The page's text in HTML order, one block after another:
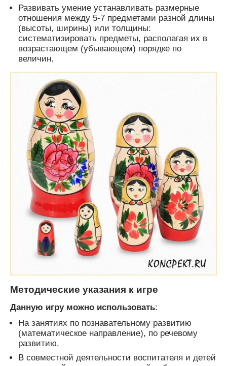
Развивать умение устанавливать размерные
отношения между 5-7 предметами разной длины
(высоты, ширины) или толщины:
систематизировать предметы, располагая их в
возрастающем (убывающем) порядке по
величин.
Методические указания к игре
Данную игру можно использовать:
На занятиях по познавательному развитию
(математическое направление), по речевому
развитию.
В совместной деятельности воспитателя и детей